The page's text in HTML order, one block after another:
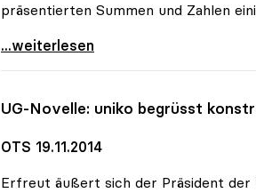
präsentierten Summen und Zahlen
Schmidinger zu Uni-Budget:
...weiterlesen
UG-Novelle: uniko begrüsst
OTS 19.11.2014
Erfreut äußert sich der Präsident der